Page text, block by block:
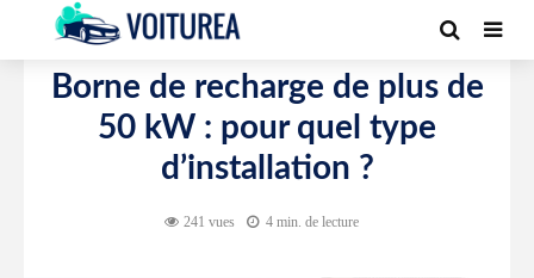
BORNE DE RECHARGE
Borne de recharge de plus de
50 kW : pour quel type
d’installation ?
241 vues 4 min. de lecture